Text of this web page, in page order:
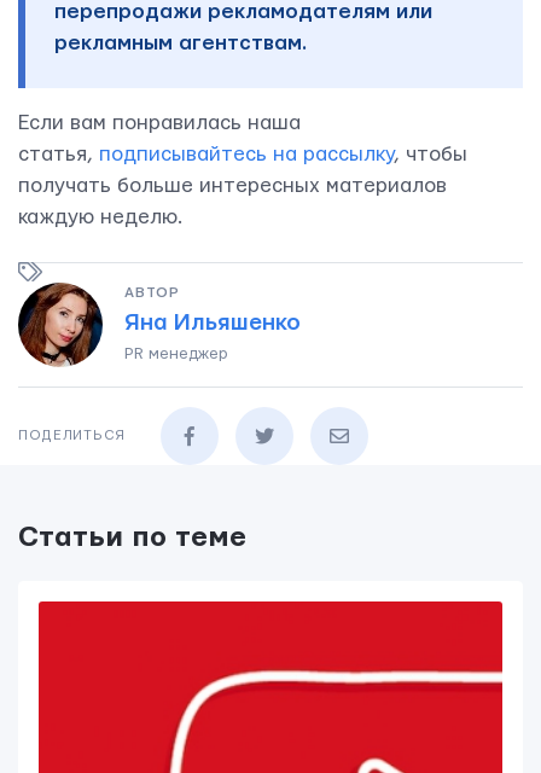
перепродажи рекламодателям или
рекламным агентствам.
Если вам понравилась наша
статья, подписывайтесь на рассылку, чтобы
получать больше интересных материалов
каждую неделю.
АВТОР
Яна Ильяшенко
PR менеджер
ПОДЕЛИТЬСЯ
Статьи по теме